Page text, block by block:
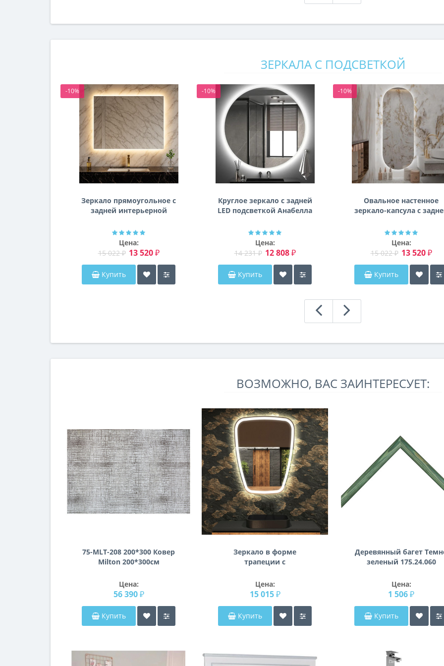
ЗЕРКАЛА С ПОДСВЕТКОЙ
-10%
Зеркало прямоугольное с
задней интерьерной
Далтон
Цена:
15 022 ₽ 13 520 ₽
Купить
-10%
Круглое зеркало с задней
LED подсветкой Анабелла
Цена:
14 231 ₽ 12 808 ₽
Купить
-10%
Овальное настенное
зеркало-капсула с
Мэриэнн
Цена:
15 022 ₽ 13 520 ₽
Купить
ВОЗМОЖНО, ВАС ЗАИНТЕРЕСУЕТ:
75-MLT-208 200*300 Ковер
Milton 200*300см
Цена:
56 390 ₽
Купить
Зеркало в форме
трапеции с
фронтальной и с задней
парящей подcветкой K159
Цена:
15 015 ₽
Купить
Деревянный багет
зеленый 175.24.060
Цена:
1 506 ₽
Купить